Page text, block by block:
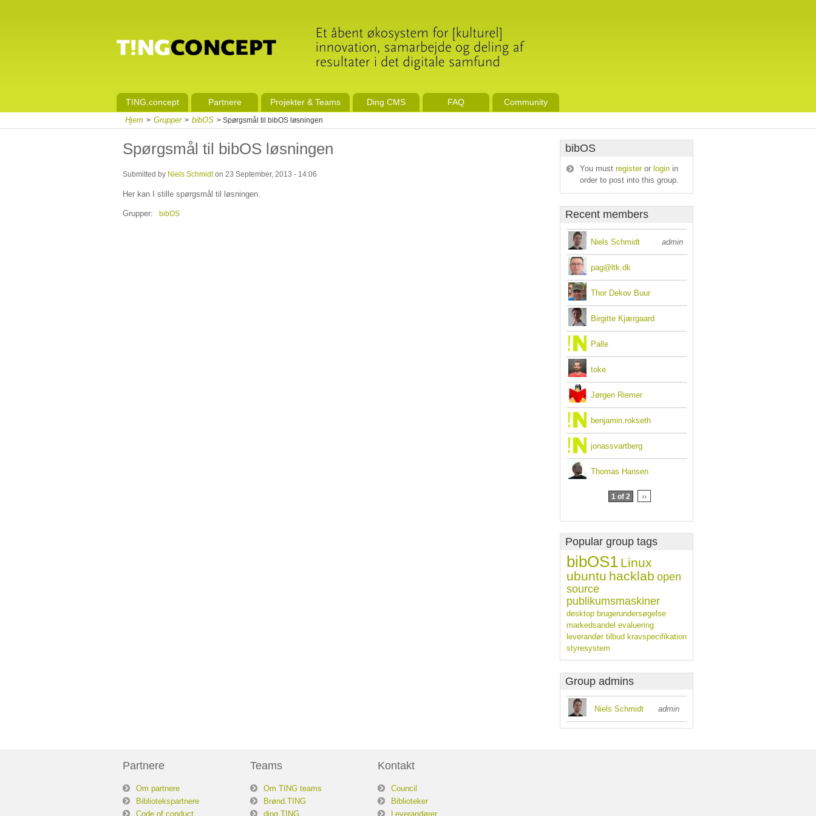
TING.concept Partnere Projekter & Teams Ding CMS FAQ Community
Hjem > Grupper > bibOS > Spørgsmål til bibOS løsningen
Spørgsmål til bibOS løsningen
Submitted by Niels Schmidton 23 September, 2013 - 14:06
Her kan I stille spørgsmål til løsningen.
Grupper: bibOS
bibOS
You must registeror login in
order to post into this group.
Recent members
Niels Schmidt admin
pag@ltk.dk
Thor Dekov Buur
Birgitte Kjærgaard
Palle
toke
Jørgen Riemer
benjamin.rokseth
jonassvartberg
Thomas Hansen
1 of 2 ››
Popular group tags
bibOS1 Linux
ubuntu hacklab open
source
publikumsmaskiner
desktop brugerundersøgelse
markedsandel evaluering
leverandør tilbud kravspecifikation
styresystem
Group admins
Niels Schmidt admin
Partnere
Om partnere
Bibliotekspartnere
Code of conduct
Teams
Om TING teams
Brønd.TING
ding.TING
Kontakt
Council
Biblioteker
Leverandører